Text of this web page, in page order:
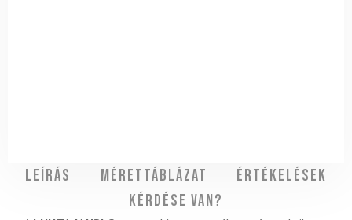
Leírás Mérettáblázat
Értékelések
Kérdése van?